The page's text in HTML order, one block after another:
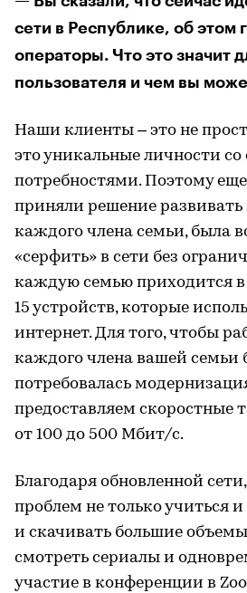
сети в Республике, об этом
операторы. Что это значит
пользователя и чем вы
Наши клиенты – это не
это уникальные личности
потребностями. Поэтому
приняли решение развивать
каждого члена семьи, была
«серфить» в сети без
каждую семью приходится в
15 устройств, которые
интернет. Для того, чтобы
каждого члена вашей семьи
потребовалась
предоставляем скоростные
от 100 до 500 Мбит/с.
Благодаря обновленной
проблем не только учиться
и скачивать большие
смотреть сериалы и
участие в конференции в